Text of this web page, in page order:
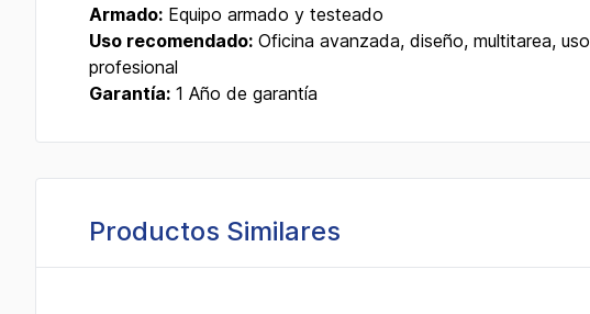
Armado: Equipo armado y testeado
Uso recomendado: Oficina avanzada, diseño, multitarea, uso
profesional
Garantía: 1 Año de garantía
Productos Similares